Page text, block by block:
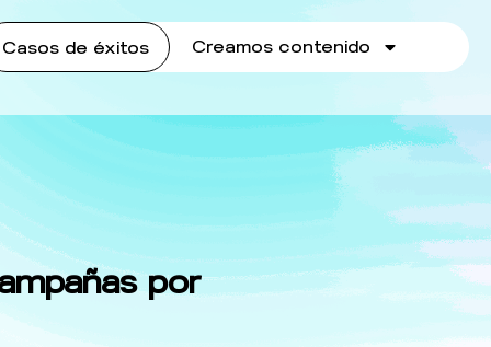
Casos de éxitos Creamos contenido
por